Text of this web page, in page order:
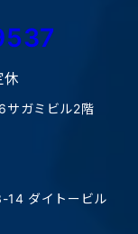
ガミビル2階
14 ダイトービル